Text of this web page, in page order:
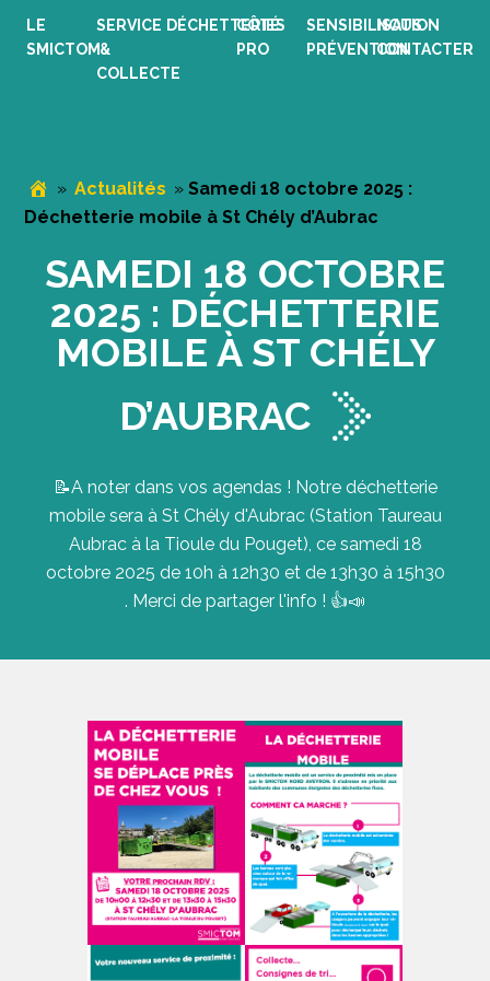
Passer
Passer
Passer
LE
SMICTOM
SERVICE
&
COLLECTE
DÉCHETTERIES
CÔTÉ
PRO
SENSIBILISATION
PRÉVENTION
NOUS
CONTACTER
» Actualités »Samedi 18 octobre 2025 :
Déchetterie mobile à St Chély d’Aubrac
SAMEDI 18 OCTOBRE
2025 : DÉCHETTERIE
MOBILE À ST CHÉLY
D’AUBRAC
📝A noter dans vos agendas ! Notre déchetterie
mobile sera à St Chély d'Aubrac (Station Taureau
Aubrac à la Tioule du Pouget), ce samedi 18
octobre 2025 de 10h à 12h30 et de 13h30 à 15h30
. Merci de partager l'info ! 👍📣